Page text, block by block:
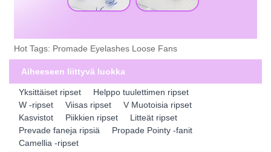
Hot Tags: Promade Eyelashes Loose Fans
Aiheeseen liittyvä luokka
Yksittäiset ripset
Helppo tuulettimen ripset
W -ripset
Viisas ripset
V Muotoisia ripset
Kasvistot
Piikkien ripset
Litteät ripset
Prevade faneja ripsiä
Propade Pointy -fanit
Camellia -ripset